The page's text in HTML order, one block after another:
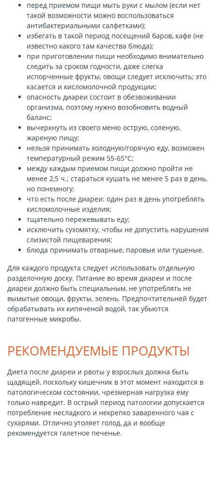
перед приемом пищи мыть руки с мылом (если нет
такой возможности можно воспользоваться
антибактериальными салфетками);
избегать в такой период посещений баров, кафе (не
известно какого там качества блюда);
при приготовлении пищи необходимо внимательно
следить за сроком годности, даже слегка
испорченные фрукты, овощи следует исключить; это
касается и кисломолочной продукции;
опасность диареи состоит в обезвоживании
организма, поэтому нужно возобновить водный
баланс;
вычеркнуть из своего меню острую, соленую,
жареную пищу;
нельзя принимать холодную/горячую еду, возможен
температурный режим 55-65°С;
между каждым приемом пищи должно пройти не
менее 2,5 ч.; стараться кушать не менее 5 раз в день,
но понемногу;
что есть после диареи: один раз в день употреблять
кисломолочные изделия;
тщательно пережевывать еду;
исключить сухомятку, чтобы не допустить нарушения
слизистой пищеварения;
блюда принимать отварные, паровые или тушеные.
Для каждого продукта следует использовать отдельную
разделочную доску. Питание во время диареи и после
диареи должно быть специальным, не употреблять не
вымытые овощи, фрукты, зелень. Предпочтительней будет
обрабатывать их кипяченой водой, так убьются
патогенные микробы.
РЕКОМЕНДУЕМЫЕ ПРОДУКТЫ
Диета после диареи и рвоты у взрослых должна быть
щадящей, поскольку кишечник в этот момент находится в
патологическом состоянии, чрезмерная нагрузка ему
только навредит. В острый период патологии допускается
потребление несладкого и некрепко заваренного чая с
сухарями. Отлично утоляет голод, да и вообще
рекомендуется галетное печенье.